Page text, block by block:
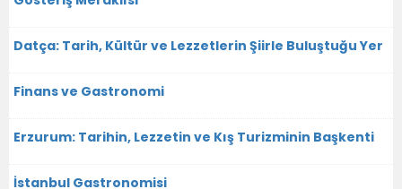
Datça: Tarih, Kültür ve Lezzetlerin Şiirle Buluştuğu Yer
Finans ve Gastronomi
Erzurum: Tarihin, Lezzetin ve Kış Turizminin Başkenti
İstanbul Gastronomisi